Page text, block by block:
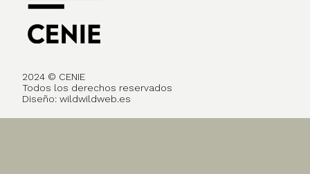
2024 © CENIE
Todos los derechos reservados
Diseño: wildwildweb.es